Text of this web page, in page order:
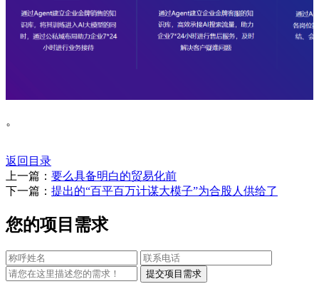
。
返回目录
上一篇： 要么具备明白的贸易化前
下一篇： 提出的“百平百万计谋大模子”为合股人供给了
您的项目需求